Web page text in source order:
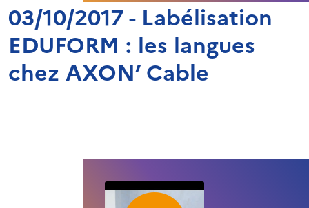
03/10/2017 - Labélisation
EDUFORM : les langues
chez AXON’ Cable